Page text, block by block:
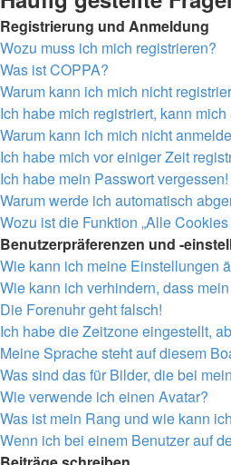
Registrierung und Anmeldung
Wozu muss ich mich registrieren?
Was ist COPPA?
Warum kann ich mich nicht
Ich habe mich registriert, kann
Warum kann ich mich nicht
Ich habe mich vor einiger Zeit
Ich habe mein Passwort vergessen!
Warum werde ich automatisch
Wozu ist die Funktion „Alle Cookies
Benutzerpräferenzen und -
Wie kann ich meine Einstellungen
Wie kann ich verhindern, dass
Die Forenuhr geht falsch!
Ich habe die Zeitzone eingestellt,
Meine Sprache steht auf diesem
Was sind das für Bilder, die bei
Wie verwende ich einen Avatar?
Was ist mein Rang und wie kann
Wenn ich bei einem Benutzer auf